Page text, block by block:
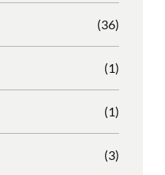
(36)
(1)
(1)
(3)